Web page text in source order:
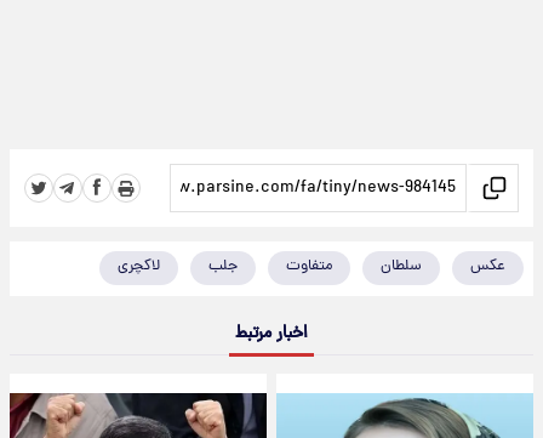
عکس سلطان متفاوت جلب لاکچری
اخبار مرتبط